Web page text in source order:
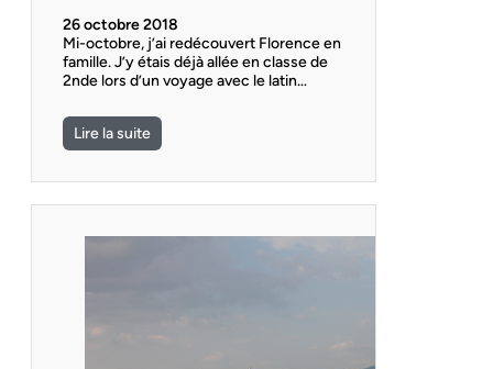
26 octobre 2018
Mi-octobre, j’ai redécouvert Florence en
famille. J’y étais déjà allée en classe de
2nde lors d’un voyage avec le latin…
Lire la suite